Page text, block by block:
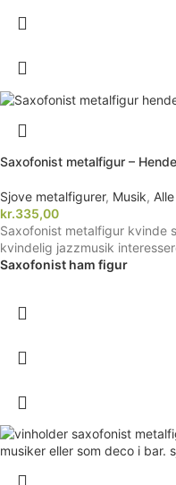
Saxofonist metalfigur – Hende
Sjove metalfigurer, Musik,
kr.335,00
Saxofonist metalfigur kvinde
kvindelig jazzmusik
Saxofonist ham figur